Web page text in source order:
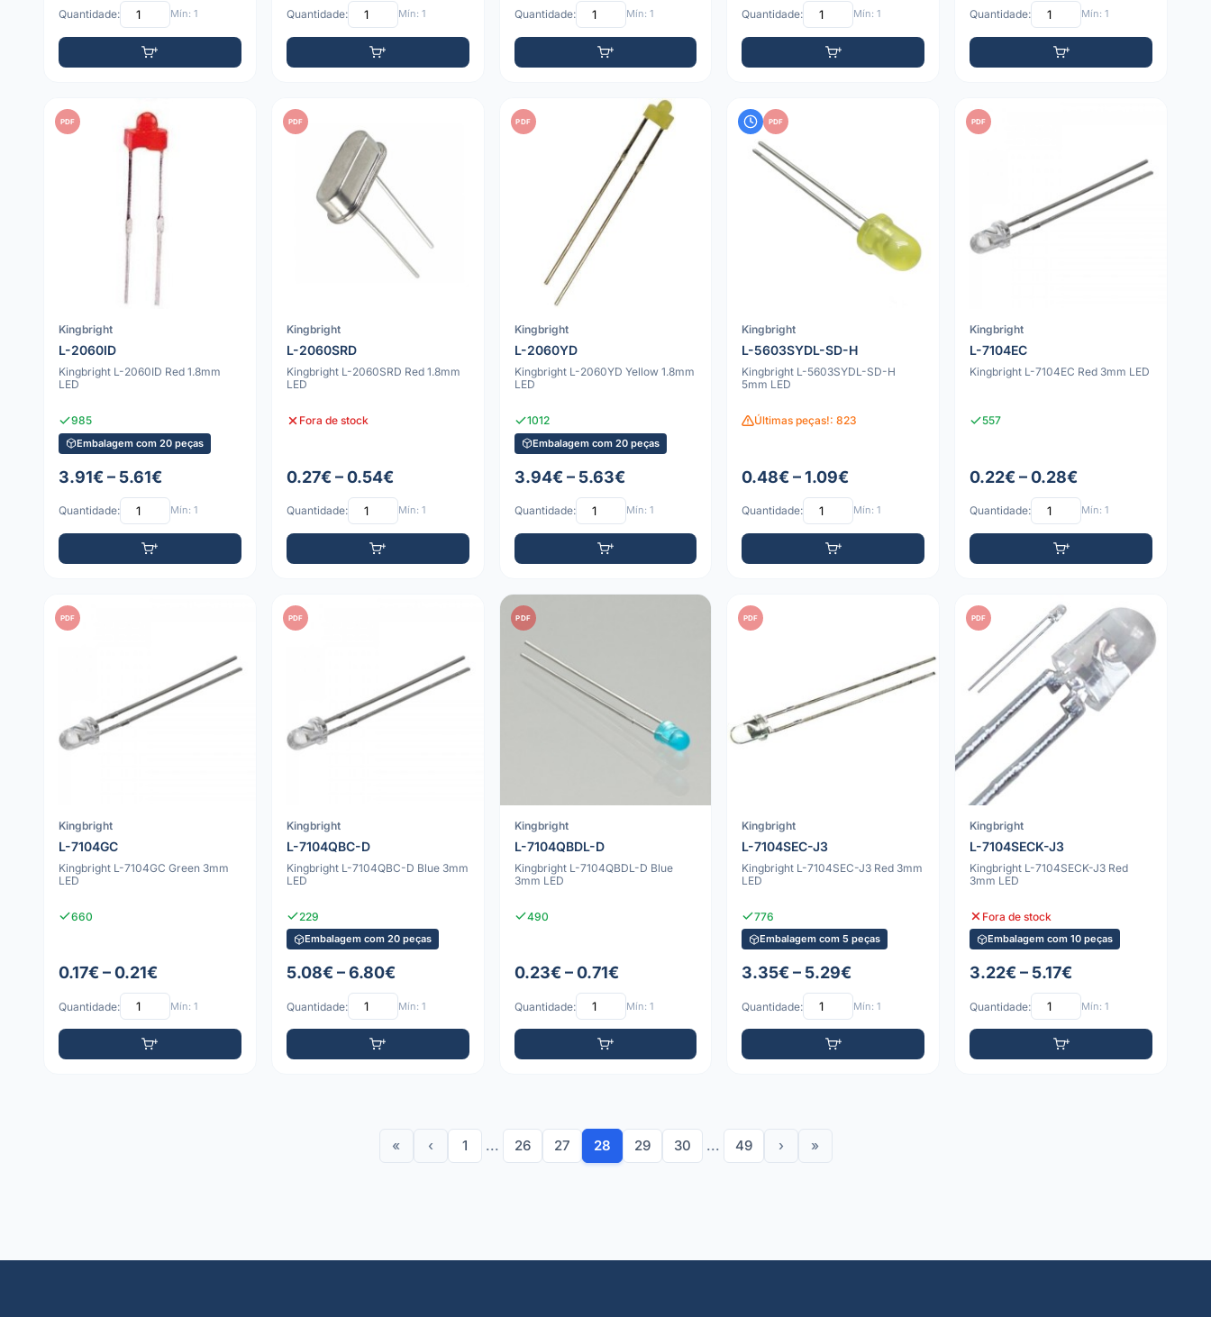
Quantidade: Mín: 1 Quantidade: Mín: 1 Quantidade: Mín: 1 Quantidade: Mín: 1 Quantidade: Mín: 1
PDF
Kingbright
L-2060ID
Kingbright L-2060ID Red 1.8mm
LED
985
Embalagem com 20 peças
3.91€ – 5.61€
Quantidade: Mín: 1
PDF
Kingbright
L-2060SRD
Kingbright L-2060SRD Red 1.8mm
LED
Fora de stock
0.27€ – 0.54€
Quantidade: Mín: 1
PDF
Kingbright
L-2060YD
Kingbright L-2060YD Yellow 1.8mm
LED
1012
Embalagem com 20 peças
3.94€ – 5.63€
Quantidade: Mín: 1
PDF
Kingbright
L-5603SYDL-SD-H
Kingbright L-5603SYDL-SD-H
5mm LED
Últimas peças!: 823
0.48€ – 1.09€
Quantidade: Mín: 1
PDF
Kingbright
L-7104EC
Kingbright L-7104EC Red 3mm LED
557
0.22€ – 0.28€
Quantidade: Mín: 1
PDF
Kingbright
L-7104GC
Kingbright L-7104GC Green 3mm
LED
660
0.17€ – 0.21€
Quantidade: Mín: 1
PDF
Kingbright
L-7104QBC-D
Kingbright L-7104QBC-D Blue 3mm
LED
229
Embalagem com 20 peças
5.08€ – 6.80€
Quantidade: Mín: 1
PDF
Kingbright
L-7104QBDL-D
Kingbright L-7104QBDL-D Blue
3mm LED
490
0.23€ – 0.71€
Quantidade: Mín: 1
PDF
Kingbright
L-7104SEC-J3
Kingbright L-7104SEC-J3 Red 3mm
LED
776
Embalagem com 5 peças
3.35€ – 5.29€
Quantidade: Mín: 1
PDF
Kingbright
L-7104SECK-J3
Kingbright L-7104SECK-J3 Red
3mm LED
Fora de stock
Embalagem com 10 peças
3.22€ – 5.17€
Quantidade: Mín: 1
« ‹ 1 ... 26 27 28 29 30 ... 49 › »